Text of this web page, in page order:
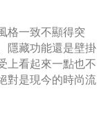
格一致不顯得突
隱藏功能還是壁掛
上看起來一點也不
對是現今的時尚流